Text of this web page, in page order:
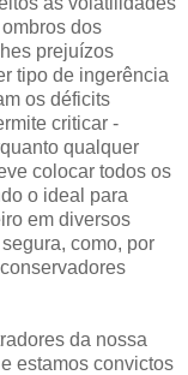
dos
prejuízos
tipo de ingerência
os déficits
criticar -
qualquer
colocar todos os
o ideal para
em diversos
como, por
da nossa
estamos convictos